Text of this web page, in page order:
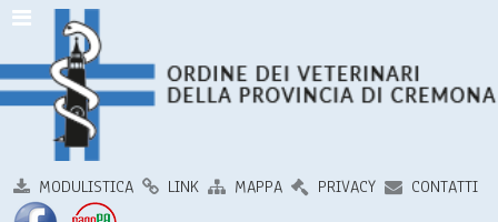
MODULISTICA LINK MAPPA PRIVACY CONTATTI